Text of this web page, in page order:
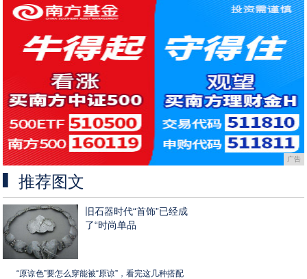
广告
推荐图文
旧石器时代“首饰”已经成
了“时尚单品
“原谅色”要怎么穿能被“原谅”，看完这几种搭配